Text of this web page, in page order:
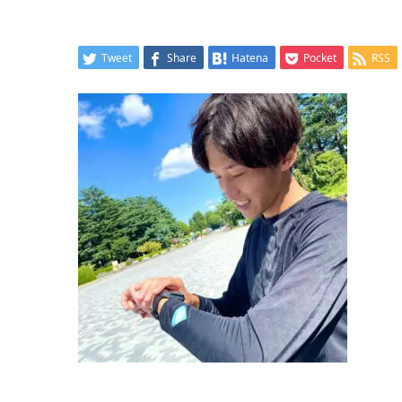
Tweet Share Hatena Pocket RSS